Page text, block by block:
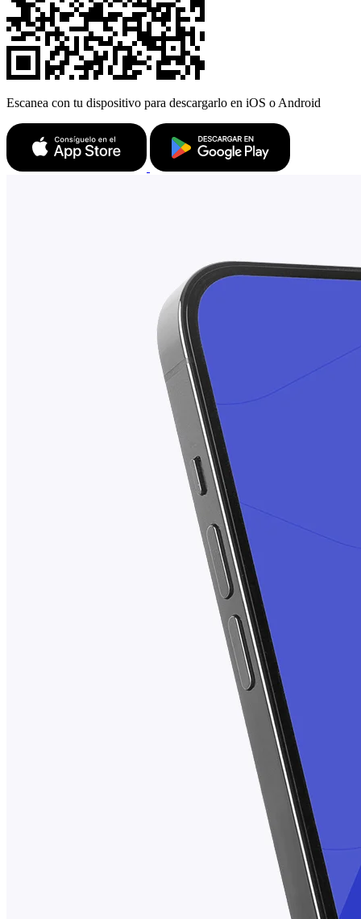
Escanea con tu dispositivo para descargarlo en iOS o Android